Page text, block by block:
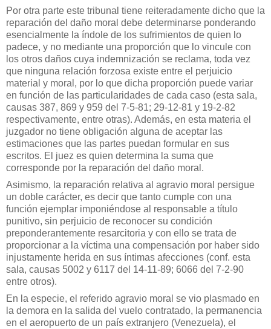
Por otra parte este tribunal tiene reiteradamente dicho que la
reparación del daño moral debe determinarse ponderando
esencialmente la índole de los sufrimientos de quien lo
padece, y no mediante una proporción que lo vincule con
los otros daños cuya indemnización se reclama, toda vez
que ninguna relación forzosa existe entre el perjuicio
material y moral, por lo que dicha proporción puede variar
en función de las particularidades de cada caso (esta sala,
causas 387, 869 y 959 del 7-5-81; 29-12-81 y 19-2-82
respectivamente, entre otras). Además, en esta materia el
juzgador no tiene obligación alguna de aceptar las
estimaciones que las partes puedan formular en sus
escritos. El juez es quien determina la suma que
corresponde por la reparación del daño moral.
Asimismo, la reparación relativa al agravio moral persigue
un doble carácter, es decir que tanto cumple con una
función ejemplar imponiéndose al responsable a título
punitivo, sin perjuicio de reconocer su condición
preponderantemente resarcitoria y con ello se trata de
proporcionar a la víctima una compensación por haber sido
injustamente herida en sus íntimas afecciones (conf. esta
sala, causas 5002 y 6117 del 14-11-89; 6066 del 7-2-90
entre otros).
En la especie, el referido agravio moral se vio plasmado en
la demora en la salida del vuelo contratado, la permanencia
en el aeropuerto de un país extranjero (Venezuela), el